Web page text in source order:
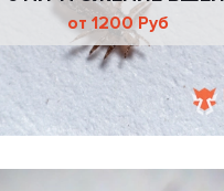
от 1200 Руб